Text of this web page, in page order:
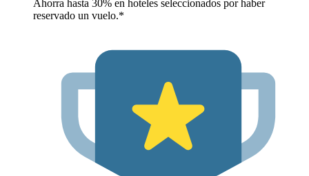
Ahorra hasta 30% en hoteles seleccionados por haber
reservado un vuelo.*